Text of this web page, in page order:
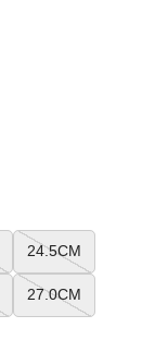
24.5CM
27.0CM